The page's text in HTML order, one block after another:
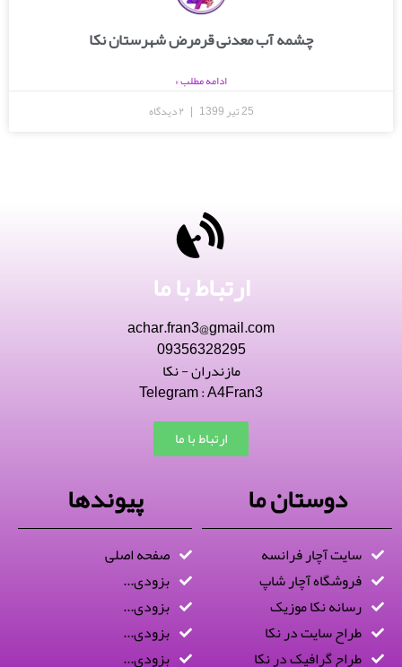
چشمه آب معدنی قرمرض شهرستان نکا
ادامه مطلب »
25 تیر 1399
ارتباط با ما
achar.fran3@gmail.com
09356328295
مازندران - نکا
Telegram : A4Fran3
ارتباط با ما
دوستان ما
سایت آچار فرانسه
فروشگاه آچار شاپ
رسانه نکا موزیک
طراح سایت در نکا
طراح گرافیک در نکا
پیوندها
صفحه اصلی
بزودی...
بزودی...
بزودی...
بزودی...